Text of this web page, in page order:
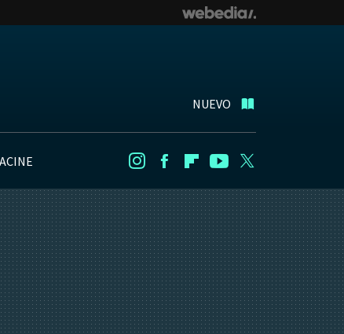
NUEVO
InstagramFacebookFlipboard
Youtube